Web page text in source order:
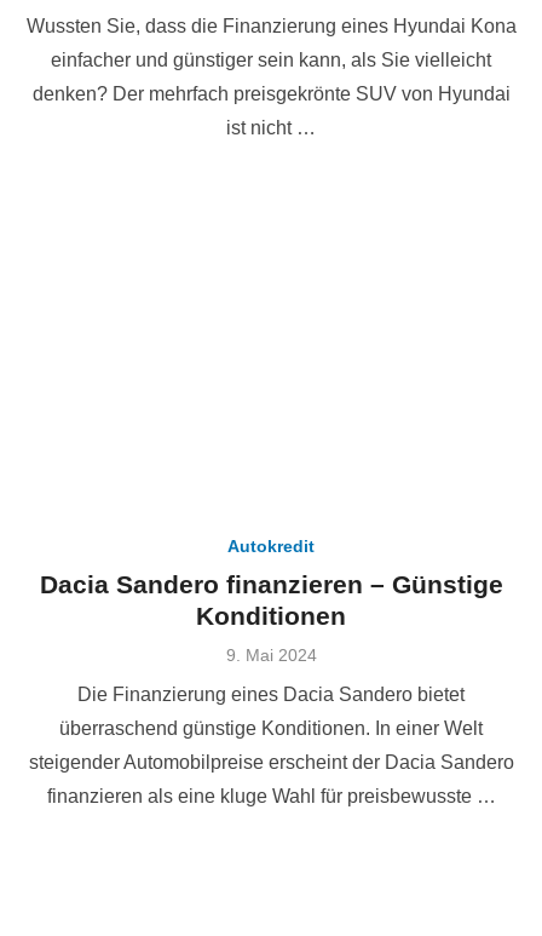
Wussten Sie, dass die Finanzierung eines Hyundai Kona
einfacher und günstiger sein kann, als Sie vielleicht
denken? Der mehrfach preisgekrönte SUV von Hyundai
ist nicht …
Autokredit
Dacia Sandero finanzieren – Günstige
Konditionen
Veröffentlicht
9. Mai 2024
Die Finanzierung eines Dacia Sandero bietet
überraschend günstige Konditionen. In einer Welt
steigender Automobilpreise erscheint der Dacia Sandero
finanzieren als eine kluge Wahl für preisbewusste …